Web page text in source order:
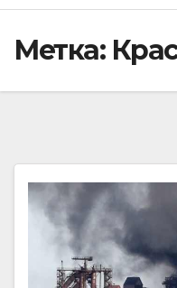
Метка: